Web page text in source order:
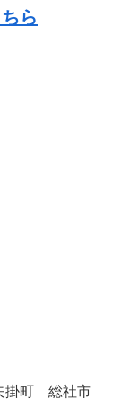
ら
掛町 総社市